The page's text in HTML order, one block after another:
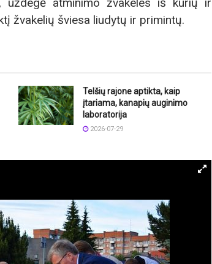
žvakelių šviesa liudytų ir primintų.
Telšių rajone aptikta, kaip
įtariama, kanapių auginimo
laboratorija
2026-07-29